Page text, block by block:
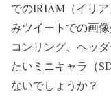
でのIRIAM（イリ
みツイートでの画
コンリング、ヘッ
たいミニキャラ（
ないでしょうか？